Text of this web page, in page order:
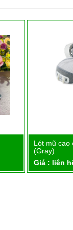
Lót mũ cao
(Gray)
Giá : liên